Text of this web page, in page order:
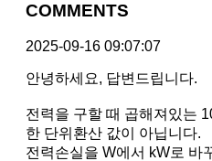
COMMENTS
2025-09-16 09:07:07
안녕하세요, 답변드립니다.
전력을 구할 때 곱해져있는
한 단위환산 값이 아닙니다.
전력손실을 W에서 kW로 바